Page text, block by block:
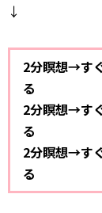
↓
2分瞑想→す
る
2分瞑想→す
る
2分瞑想→す
る